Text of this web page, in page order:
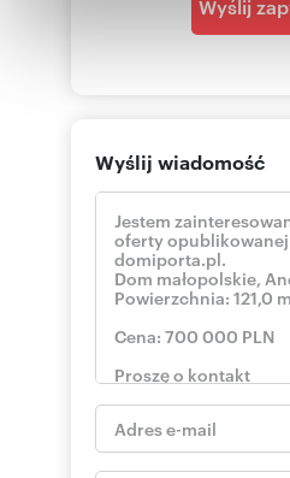
Partnerzy mogą połączyć te
Wyślij
Wyślij wiadomość